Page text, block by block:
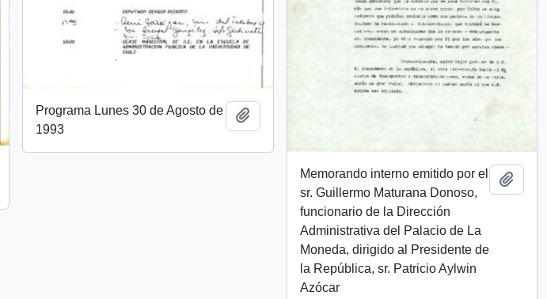
Programa Lunes 30 de Agosto de
1993
Añadir al portapapeles
Memorando interno emitido por el
sr. Guillermo Maturana Donoso,
funcionario de la Dirección
Administrativa del Palacio de La
Moneda, dirigido al Presidente de
la República, sr. Patricio Aylwin
Azócar